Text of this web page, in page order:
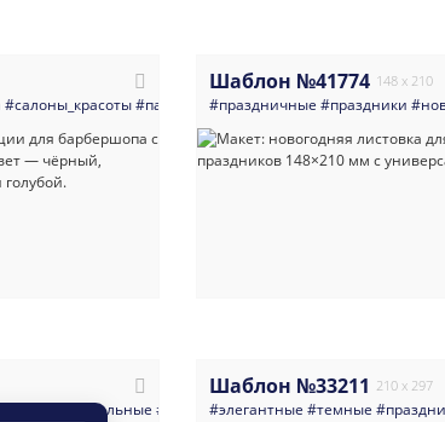
#салоны_красоты#парикмахеры#биржи_акции#barbershop
Шаблон №41774 148 x 210
#праздничные #праздники
#универсальные #визитка#бизнес_консультанты
Шаблон №33211 210 x 297
#элегантные #темные